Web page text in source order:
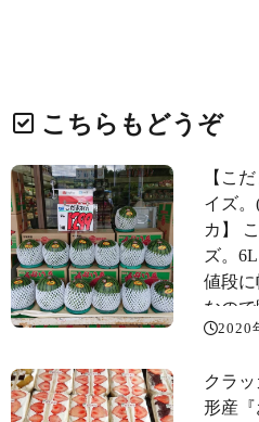
こちらもどうぞ
【こ
イズ。
カ】
ズ。
値段に
なの
イカ】
ン」
入り️
2020
クラ
形産